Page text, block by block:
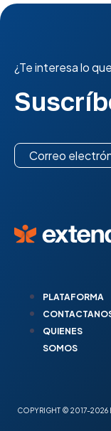
¿Te interesa lo
PLATAFORMA
QUIENES
SOMOS
COPYRIGHT © 2017-2026